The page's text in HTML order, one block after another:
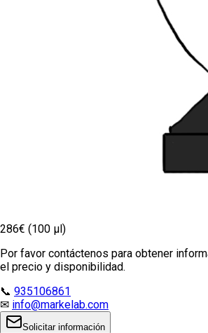
286€ (100 µl)
Por favor contáctenos para obtener
el precio y disponibilidad.
📞 935106861
✉ info@markelab.com
Solicitar información